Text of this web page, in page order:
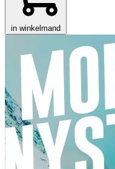
in winkelmand